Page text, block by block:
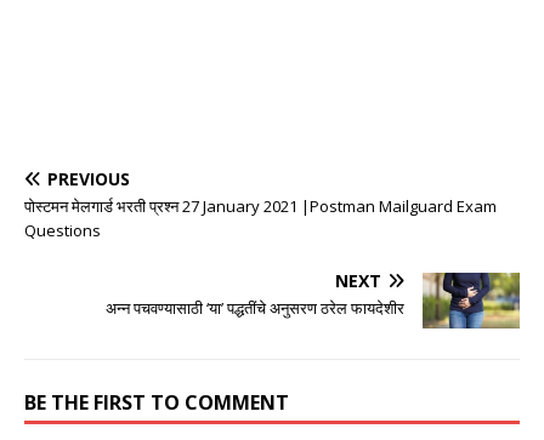
PREVIOUS
पोस्टमन मेलगार्ड भरती प्रश्न 27 January 2021 |Postman Mailguard Exam
Questions
NEXT
अन्न पचवण्यासाठी ‘या’ पद्धतींचे अनुसरण ठरेल फायदेशीर
BE THE FIRST TO COMMENT